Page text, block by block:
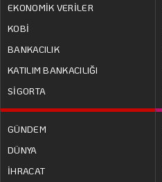
EKONOMİK VERİLER
KOBİ
BANKACILIK
KATILIM BANKACILIĞI
SİGORTA
GÜNDEM
DÜNYA
İHRACAT